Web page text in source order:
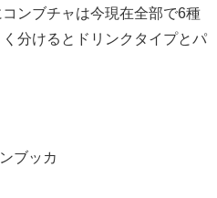
ンブチャの保存料は安
ンブチャでもアレルギ
対してコンブチャの副
ンブチャは今現在全部で6種
分けるとドリンクタイプとパ
ブッカ